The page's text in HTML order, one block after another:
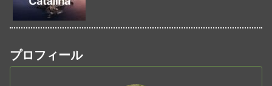
プロフィール